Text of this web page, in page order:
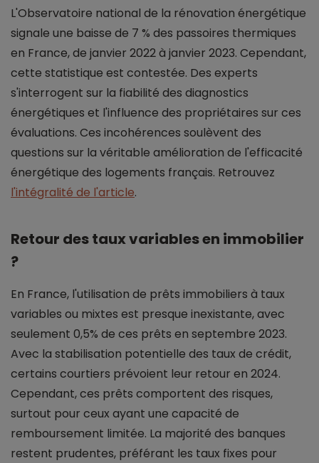
L'Observatoire national de la rénovation énergétique
signale une baisse de 7 % des passoires thermiques
en France, de janvier 2022 à janvier 2023. Cependant,
cette statistique est contestée. Des experts
s'interrogent sur la fiabilité des diagnostics
énergétiques et l'influence des propriétaires sur ces
évaluations. Ces incohérences soulèvent des
questions sur la véritable amélioration de l'efficacité
énergétique des logements français. Retrouvez
l'intégralité de l'article.
Retour des taux variables en immobilier
?
En France, l'utilisation de prêts immobiliers à taux
variables ou mixtes est presque inexistante, avec
seulement 0,5% de ces prêts en septembre 2023.
Avec la stabilisation potentielle des taux de crédit,
certains courtiers prévoient leur retour en 2024.
Cependant, ces prêts comportent des risques,
surtout pour ceux ayant une capacité de
remboursement limitée. La majorité des banques
restent prudentes, préférant les taux fixes pour